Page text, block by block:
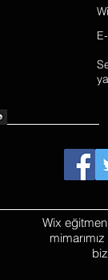
Wix